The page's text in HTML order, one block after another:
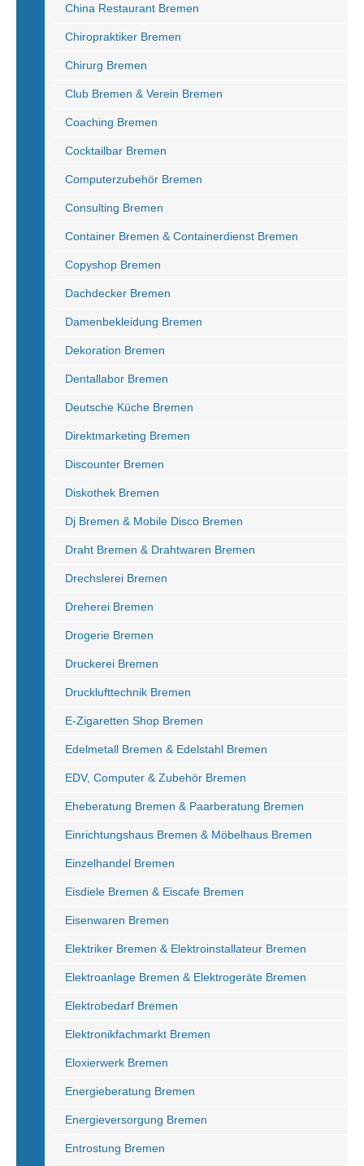
China Restaurant Bremen
Chiropraktiker Bremen
Chirurg Bremen
Club Bremen & Verein Bremen
Coaching Bremen
Cocktailbar Bremen
Computerzubehör Bremen
Consulting Bremen
Container Bremen & Containerdienst Bremen
Copyshop Bremen
Dachdecker Bremen
Damenbekleidung Bremen
Dekoration Bremen
Dentallabor Bremen
Deutsche Küche Bremen
Direktmarketing Bremen
Discounter Bremen
Diskothek Bremen
Dj Bremen & Mobile Disco Bremen
Draht Bremen & Drahtwaren Bremen
Drechslerei Bremen
Dreherei Bremen
Drogerie Bremen
Druckerei Bremen
Drucklufttechnik Bremen
E-Zigaretten Shop Bremen
Edelmetall Bremen & Edelstahl Bremen
EDV, Computer & Zubehör Bremen
Eheberatung Bremen & Paarberatung Bremen
Einrichtungshaus Bremen & Möbelhaus Bremen
Einzelhandel Bremen
Eisdiele Bremen & Eiscafe Bremen
Eisenwaren Bremen
Elektriker Bremen & Elektroinstallateur Bremen
Elektroanlage Bremen & Elektrogeräte Bremen
Elektrobedarf Bremen
Elektronikfachmarkt Bremen
Eloxierwerk Bremen
Energieberatung Bremen
Energieversorgung Bremen
Entrostung Bremen